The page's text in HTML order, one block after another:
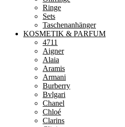
Ringe
Sets
Taschenanhänger
KOSMETIK & PARFUM
4711
Aigner
Alaia
Aramis
Armani
Burberry
Bvlgari
Chanel
Chloé
Clarins